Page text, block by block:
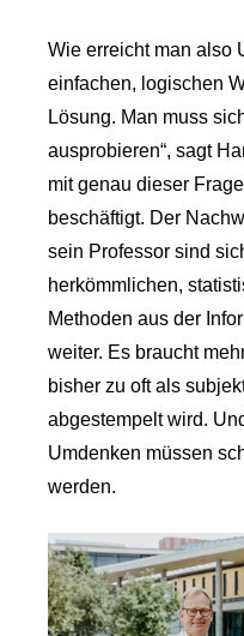
Wie erreicht man also
einfachen, logischen
Lösung. Man muss
ausprobieren“, sagt
mit genau dieser
beschäftigt. Der
sein Professor sind
herkömmlichen,
Methoden aus der
weiter. Es braucht
bisher zu oft als
abgestempelt wird.
Umdenken müssen
werden.